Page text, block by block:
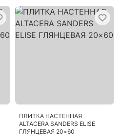
ПЛИТКА НАСТЕННАЯ
ALTACERA SANDERS ELISE
ГЛЯНЦЕВАЯ 20×60